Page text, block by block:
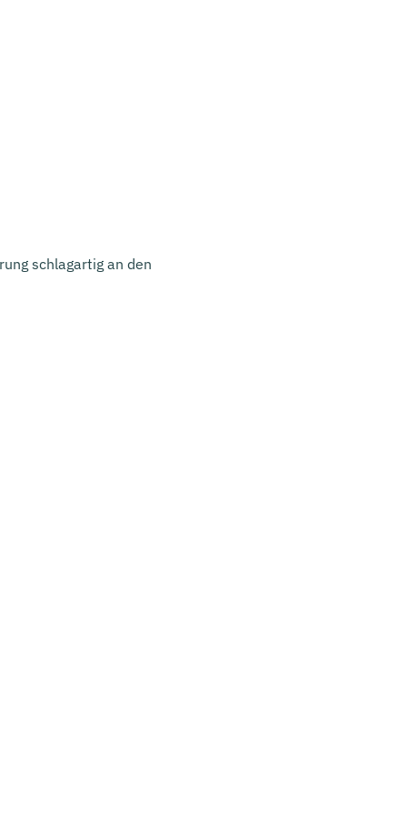
schlagartig an den